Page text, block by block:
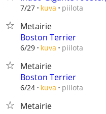
7/27 kuva piilota
Metairie
Boston Terrier
6/29 kuva piilota
Metairie
Boston Terrier
6/24 kuva piilota
Metairie